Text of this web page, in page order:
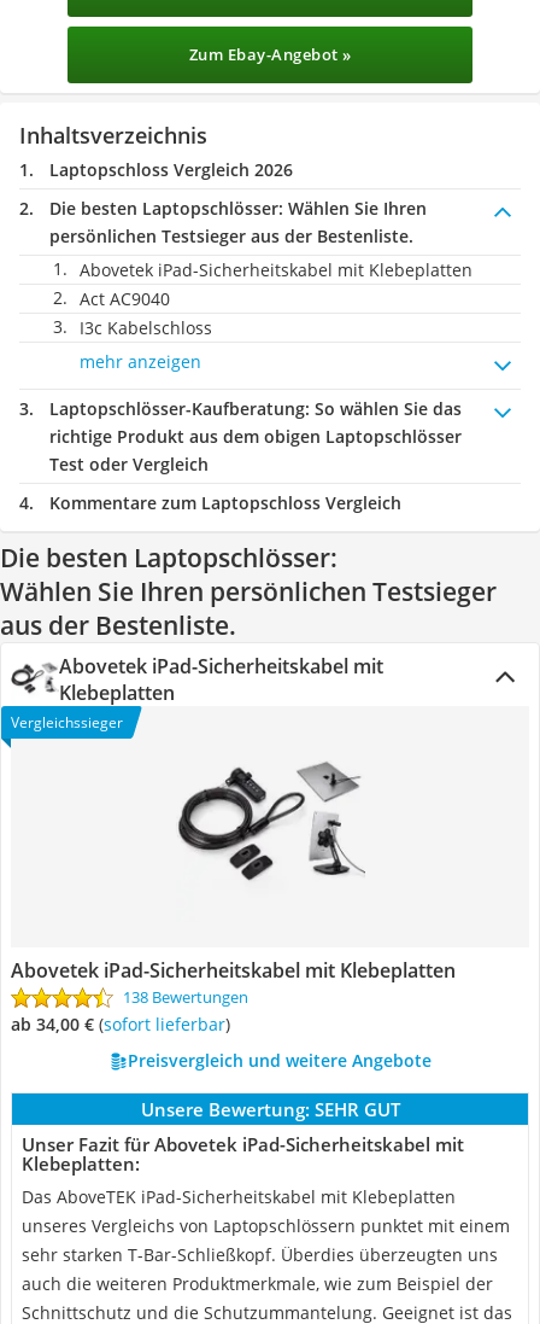
Zum Ebay-Angebot »
Inhaltsverzeichnis
Laptopschloss Vergleich 2026
Die besten Laptopschlösser: Wählen Sie Ihren
persönlichen Testsieger aus der Bestenliste.
Abovetek iPad-Sicherheitskabel mit Klebeplatten
Act AC9040
I3c Kabelschloss
mehr anzeigen
Laptopschlösser-Kaufberatung: So wählen Sie das
richtige Produkt aus dem obigen Laptopschlösser
Test oder Vergleich
Kommentare zum Laptopschloss Vergleich
Die besten Laptopschlösser:
Wählen Sie Ihren persönlichen Testsieger
aus der Bestenliste.
Abovetek iPad-Sicherheitskabel mit
Klebeplatten
Vergleichssieger
Abovetek iPad-Sicherheitskabel mit Klebeplatten
138 Bewertungen
ab 34,00 € ( Sofort lieferbar)
Preisvergleich und weitere Angebote
Unsere Bewertung: SEHR GUT
Unser Fazit für Abovetek iPad-Sicherheitskabel mit
Klebeplatten:
Das AboveTEK iPad-Sicherheitskabel mit Klebeplatten
unseres Vergleichs von Laptopschlössern punktet mit einem
sehr starken T-Bar-Schließkopf. Überdies überzeugten uns
auch die weiteren Produktmerkmale, wie zum Beispiel der
Schnittschutz und die Schutzummantelung. Geeignet ist das